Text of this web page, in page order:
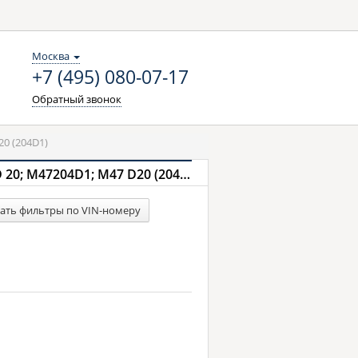
Москва
+7 (495) 080-07-17
Обратный звонок
(204D1)
Фильтры для BMW 5 E39, универсал 2,0 520 d 136 л.с. (1997 - 2004) с двигателем M 47 D 20; M47204D1; M47 D20 (204D1)
фильтры по VIN-номеру